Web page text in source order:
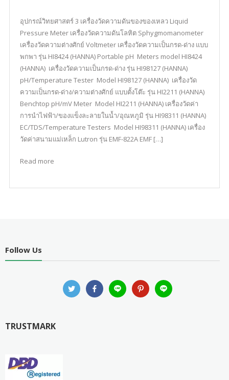
อุปกรณ์วิทยศาสตร์ 3 เครื่องวัดความดันของของเหลว Liquid
Pressure Meter เครื่องวัดความดันโลหิต Sphygmomanometer
เครื่องวัดความต่างศักย์ Voltmeter เครื่องวัดความเป็นกรด-ด่าง แบบ
พกพา รุ่น HI8424 (HANNA) Portable pH Meters model HI8424
(HANNA) เครื่องวัดความเป็นกรด-ด่าง รุ่น HI98127 (HANNA)
pH/Temperature Tester Model HI98127 (HANNA) เครื่องวัด
ความเป็นกรด-ด่าง/ความต่างศักย์ แบบตั้งโต๊ะ รุ่น HI2211 (HANNA)
Benchtop pH/mV Meter Model HI2211 (HANNA) เครื่องวัดค่า
การนำไฟฟ้า/ของแข็งละลายในน้ำ/อุณหภูมิ รุ่น HI98311 (HANNA)
EC/TDS/Temperature Testers Model HI98311 (HANNA) เครื่อง
วัดค่าสนามแม่เหล็ก Lutron รุ่น EMF-822A EMF […]
Read more
Follow Us
TRUSTMARK